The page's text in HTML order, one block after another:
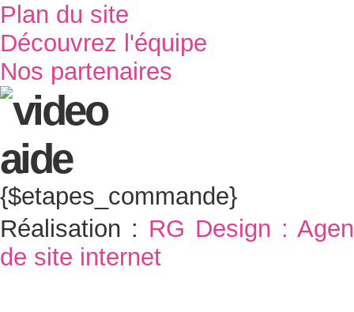
Plan du site
Découvrez l'équipe
Nos partenaires
{$etapes_commande}
Réalisation : RG Design :
de site internet